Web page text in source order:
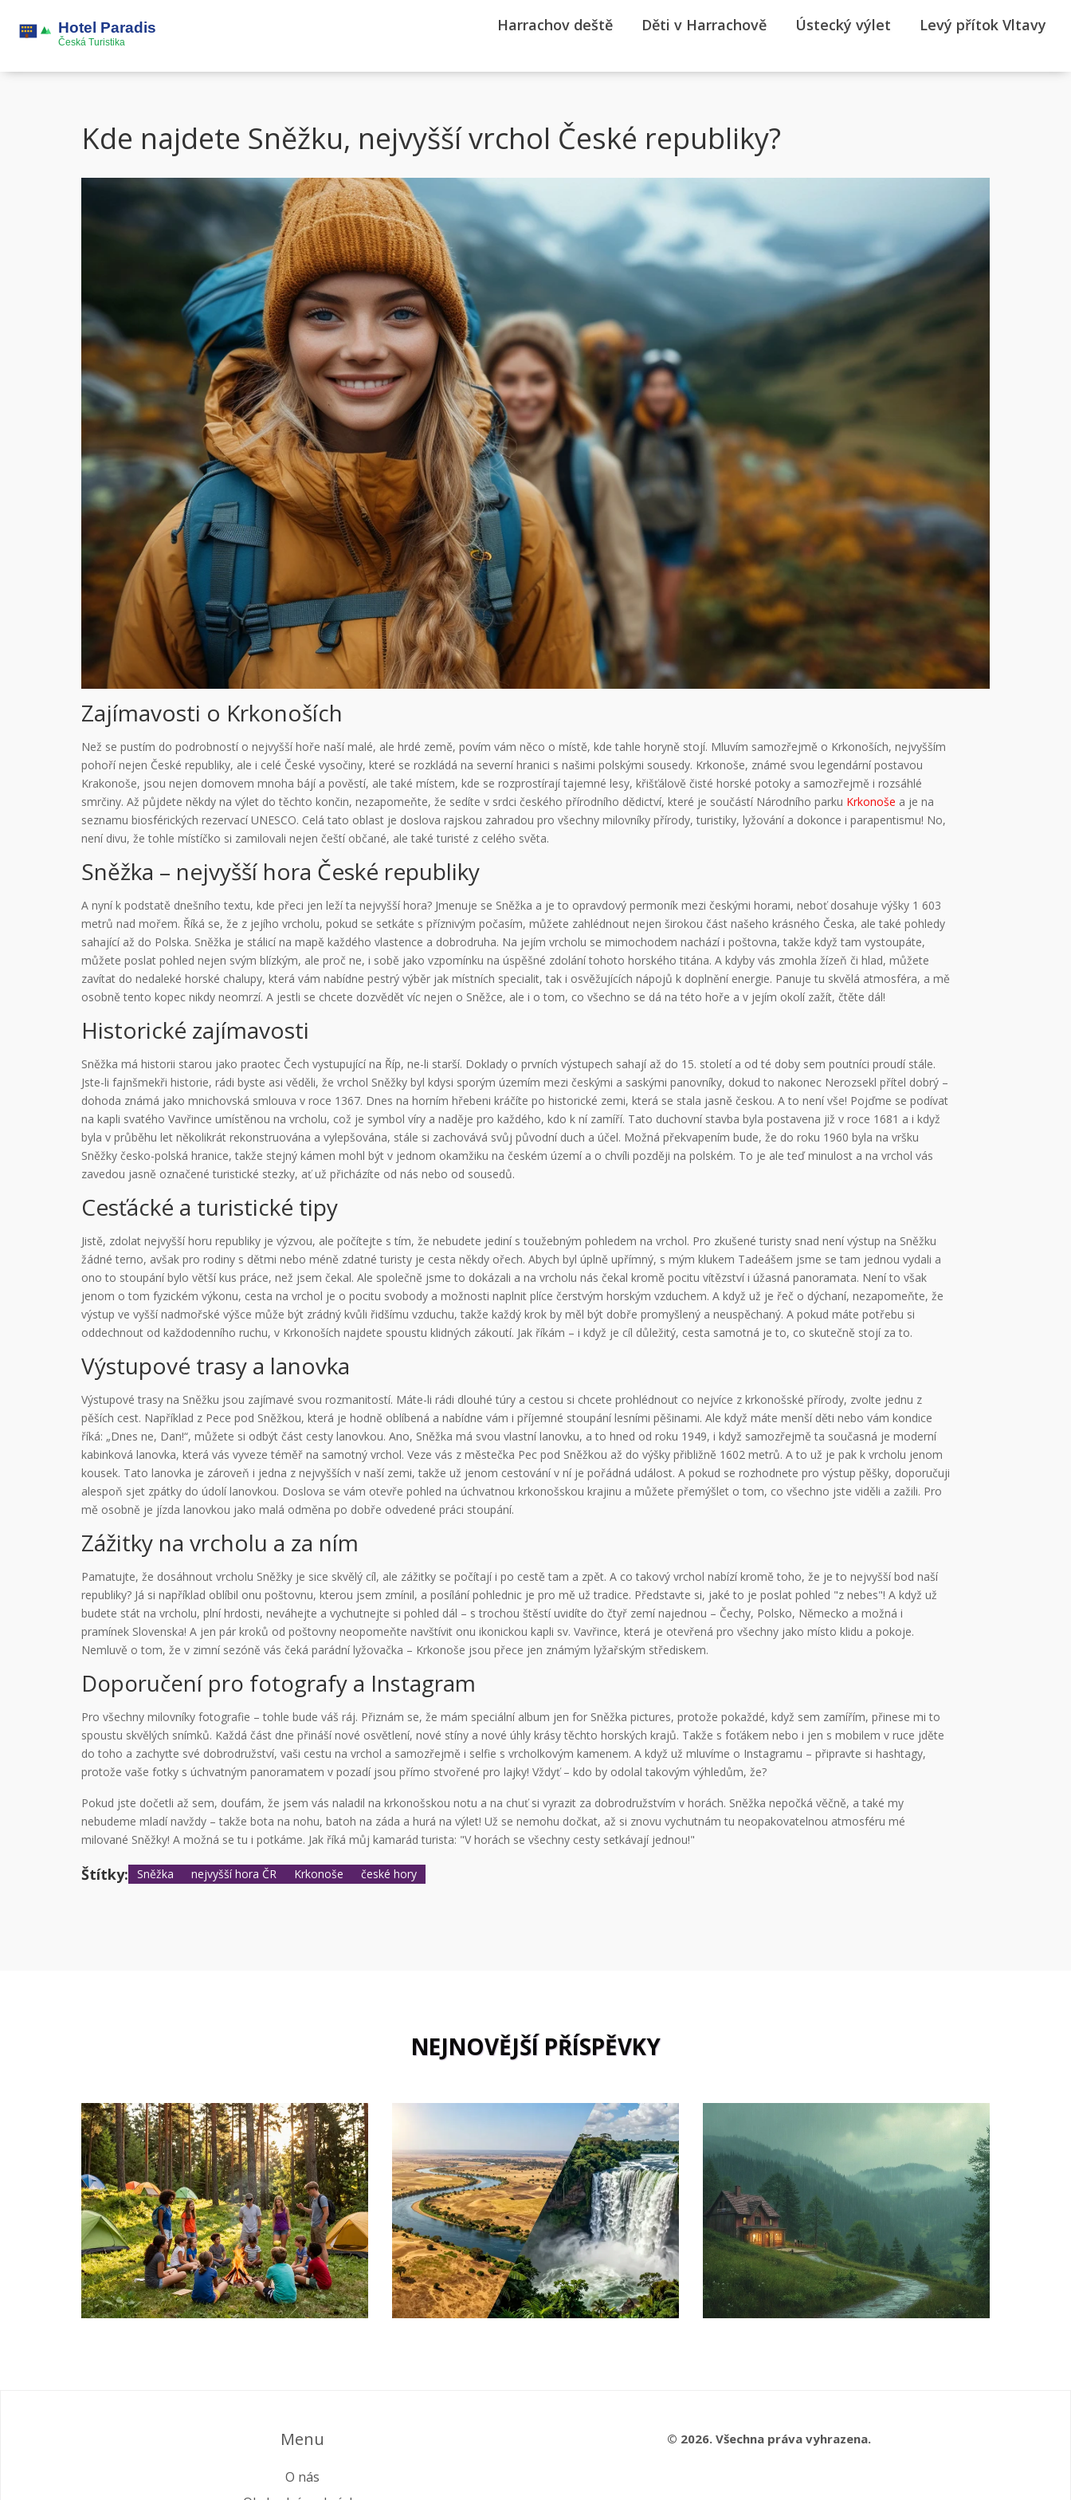
Harrachov deště Děti v Harrachově Ústecký výlet Levý přítok Vltavy
Kde najdete Sněžku, nejvyšší vrchol České republiky?
Zajímavosti o Krkonoších
Než se pustím do podrobností o nejvyšší hoře naší malé, ale hrdé země, povím vám něco o místě, kde tahle horyně stojí. Mluvím samozřejmě o Krkonoších, nejvyšším
pohoří nejen České republiky, ale i celé České vysočiny, které se rozkládá na severní hranici s našimi polskými sousedy. Krkonoše, známé svou legendární postavou
Krakonoše, jsou nejen domovem mnoha bájí a pověstí, ale také místem, kde se rozprostírají tajemné lesy, křišťálově čisté horské potoky a samozřejmě i rozsáhlé
smrčiny. Až půjdete někdy na výlet do těchto končin, nezapomeňte, že sedíte v srdci českého přírodního dědictví, které je součástí Národního parku Krkonoše a je na
seznamu biosférických rezervací UNESCO. Celá tato oblast je doslova rajskou zahradou pro všechny milovníky přírody, turistiky, lyžování a dokonce i parapentismu! No,
není divu, že tohle místíčko si zamilovali nejen čeští občané, ale také turisté z celého světa.
Sněžka – nejvyšší hora České republiky
A nyní k podstatě dnešního textu, kde přeci jen leží ta nejvyšší hora? Jmenuje se Sněžka a je to opravdový permoník mezi českými horami, neboť dosahuje výšky 1 603
metrů nad mořem. Říká se, že z jejího vrcholu, pokud se setkáte s příznivým počasím, můžete zahlédnout nejen širokou část našeho krásného Česka, ale také pohledy
sahající až do Polska. Sněžka je stálicí na mapě každého vlastence a dobrodruha. Na jejím vrcholu se mimochodem nachází i poštovna, takže když tam vystoupáte,
můžete poslat pohled nejen svým blízkým, ale proč ne, i sobě jako vzpomínku na úspěšné zdolání tohoto horského titána. A kdyby vás zmohla žízeň či hlad, můžete
zavítat do nedaleké horské chalupy, která vám nabídne pestrý výběr jak místních specialit, tak i osvěžujících nápojů k doplnění energie. Panuje tu skvělá atmosféra, a mě
osobně tento kopec nikdy neomrzí. A jestli se chcete dozvědět víc nejen o Sněžce, ale i o tom, co všechno se dá na této hoře a v jejím okolí zažít, čtěte dál!
Historické zajímavosti
Sněžka má historii starou jako praotec Čech vystupující na Říp, ne-li starší. Doklady o prvních výstupech sahají až do 15. století a od té doby sem poutníci proudí stále.
Jste-li fajnšmekři historie, rádi byste asi věděli, že vrchol Sněžky byl kdysi sporým územím mezi českými a saskými panovníky, dokud to nakonec Nerozsekl přítel dobrý –
dohoda známá jako mnichovská smlouva v roce 1367. Dnes na horním hřebeni kráčíte po historické zemi, která se stala jasně českou. A to není vše! Pojďme se podívat
na kapli svatého Vavřince umístěnou na vrcholu, což je symbol víry a naděje pro každého, kdo k ní zamíří. Tato duchovní stavba byla postavena již v roce 1681 a i když
byla v průběhu let několikrát rekonstruována a vylepšována, stále si zachovává svůj původní duch a účel. Možná překvapením bude, že do roku 1960 byla na vršku
Sněžky česko-polská hranice, takže stejný kámen mohl být v jednom okamžiku na českém území a o chvíli později na polském. To je ale teď minulost a na vrchol vás
zavedou jasně označené turistické stezky, ať už přicházíte od nás nebo od sousedů.
Cesťácké a turistické tipy
Jistě, zdolat nejvyšší horu republiky je výzvou, ale počítejte s tím, že nebudete jediní s toužebným pohledem na vrchol. Pro zkušené turisty snad není výstup na Sněžku
žádné terno, avšak pro rodiny s dětmi nebo méně zdatné turisty je cesta někdy ořech. Abych byl úplně upřímný, s mým klukem Tadeášem jsme se tam jednou vydali a
ono to stoupání bylo větší kus práce, než jsem čekal. Ale společně jsme to dokázali a na vrcholu nás čekal kromě pocitu vítězství i úžasná panoramata. Není to však
jenom o tom fyzickém výkonu, cesta na vrchol je o pocitu svobody a možnosti naplnit plíce čerstvým horským vzduchem. A když už je řeč o dýchaní, nezapomeňte, že
výstup ve vyšší nadmořské výšce může být zrádný kvůli řidšímu vzduchu, takže každý krok by měl být dobře promyšlený a neuspěchaný. A pokud máte potřebu si
oddechnout od každodenního ruchu, v Krkonoších najdete spoustu klidných zákoutí. Jak říkám – i když je cíl důležitý, cesta samotná je to, co skutečně stojí za to.
Výstupové trasy a lanovka
Výstupové trasy na Sněžku jsou zajímavé svou rozmanitostí. Máte-li rádi dlouhé túry a cestou si chcete prohlédnout co nejvíce z krkonošské přírody, zvolte jednu z
pěších cest. Například z Pece pod Sněžkou, která je hodně oblíbená a nabídne vám i příjemné stoupání lesními pěšinami. Ale když máte menší děti nebo vám kondice
říká: „Dnes ne, Dan!“, můžete si odbýt část cesty lanovkou. Ano, Sněžka má svou vlastní lanovku, a to hned od roku 1949, i když samozřejmě ta současná je moderní
kabinková lanovka, která vás vyveze téměř na samotný vrchol. Veze vás z městečka Pec pod Sněžkou až do výšky přibližně 1602 metrů. A to už je pak k vrcholu jenom
kousek. Tato lanovka je zároveň i jedna z nejvyšších v naší zemi, takže už jenom cestování v ní je pořádná událost. A pokud se rozhodnete pro výstup pěšky, doporučuji
alespoň sjet zpátky do údolí lanovkou. Doslova se vám otevře pohled na úchvatnou krkonošskou krajinu a můžete přemýšlet o tom, co všechno jste viděli a zažili. Pro
mě osobně je jízda lanovkou jako malá odměna po dobře odvedené práci stoupání.
Zážitky na vrcholu a za ním
Pamatujte, že dosáhnout vrcholu Sněžky je sice skvělý cíl, ale zážitky se počítají i po cestě tam a zpět. A co takový vrchol nabízí kromě toho, že je to nejvyšší bod naší
republiky? Já si například oblíbil onu poštovnu, kterou jsem zmínil, a posílání pohlednic je pro mě už tradice. Představte si, jaké to je poslat pohled "z nebes"! A když už
budete stát na vrcholu, plní hrdosti, neváhejte a vychutnejte si pohled dál – s trochou štěstí uvidíte do čtyř zemí najednou – Čechy, Polsko, Německo a možná i
pramínek Slovenska! A jen pár kroků od poštovny neopomeňte navštívit onu ikonickou kapli sv. Vavřince, která je otevřená pro všechny jako místo klidu a pokoje.
Nemluvě o tom, že v zimní sezóně vás čeká parádní lyžovačka – Krkonoše jsou přece jen známým lyžařským střediskem.
Doporučení pro fotografy a Instagram
Pro všechny milovníky fotografie – tohle bude váš ráj. Přiznám se, že mám speciální album jen for Sněžka pictures, protože pokaždé, když sem zamířím, přinese mi to
spoustu skvělých snímků. Každá část dne přináší nové osvětlení, nové stíny a nové úhly krásy těchto horských krajů. Takže s foťákem nebo i jen s mobilem v ruce jděte
do toho a zachyťte své dobrodružství, vaši cestu na vrchol a samozřejmě i selfie s vrcholkovým kamenem. A když už mluvíme o Instagramu – připravte si hashtagy,
protože vaše fotky s úchvatným panoramatem v pozadí jsou přímo stvořené pro lajky! Vždyť – kdo by odolal takovým výhledům, že?
Pokud jste dočetli až sem, doufám, že jsem vás naladil na krkonošskou notu a na chuť si vyrazit za dobrodružstvím v horách. Sněžka nepočká věčně, a také my
nebudeme mladí navždy – takže bota na nohu, batoh na záda a hurá na výlet! Už se nemohu dočkat, až si znovu vychutnám tu neopakovatelnou atmosféru mé
milované Sněžky! A možná se tu i potkáme. Jak říká můj kamarád turista: "V horách se všechny cesty setkávají jednou!"
Štítky: Sněžka nejvyšší hora ČR Krkonoše české hory
NEJNOVĚJŠÍ PŘÍSPĚVKY
Menu
O nás
© 2026. Všechna práva vyhrazena.